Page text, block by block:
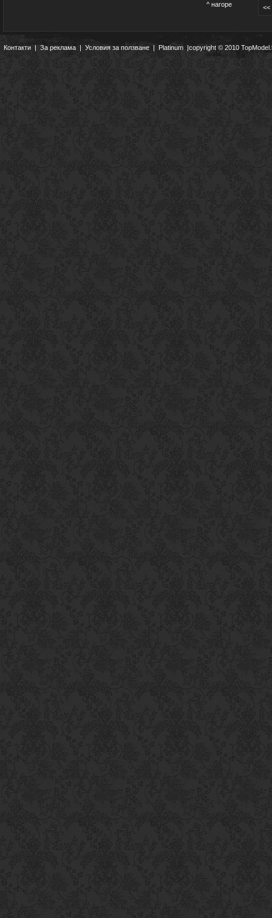
^ нагоре <<
Контакти|За реклама | Условия за ползване | Platinum |copyright © 2010